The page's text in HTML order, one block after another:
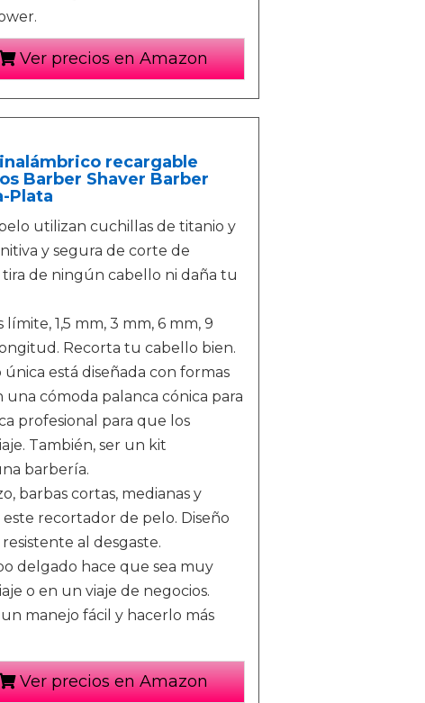
Ver precios en Amazon
recargable
Barber Shaver Barber
Plata
utilizan cuchillas de titanio y
y segura de corte de
de ningún cabello ni daña tu
1,5 mm, 3 mm, 6 mm, 9
Recorta tu cabello bien.
está diseñada con formas
cómoda palanca cónica para
profesional para que los
También, ser un kit
barbería.
barbas cortas, medianas y
recortador de pelo. Diseño
al desgaste.
delgado hace que sea muy
o en un viaje de negocios.
manejo fácil y hacerlo más
Ver precios en Amazon